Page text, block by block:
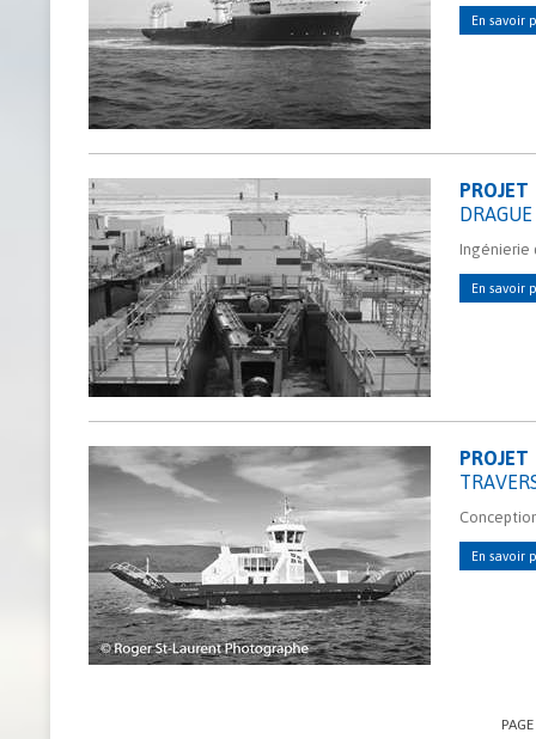
En savoir
PROJET
Ingénierie
En savoir
PROJET
En savoir
PAGE